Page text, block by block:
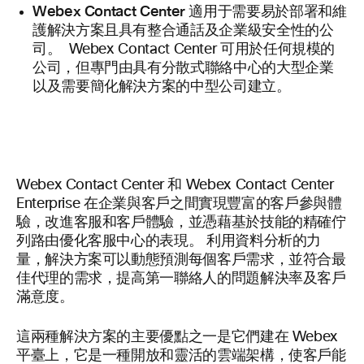
Webex Contact Center適用于需要易於部署和維
護解決方案且具有整合通話及企業級安全性的公
司。 Webex Contact Center 可用於任何規模的
公司，但專門由具有分散式聯絡中心的大型企業
以及需要簡化解決方案的中型公司建立。
Webex Contact Center 和 Webex Contact Center
Enterprise 在企業與客戶之間實現豐富的客戶參與體
驗，改進客服和客戶體驗，並憑藉基於技能的精確佇
列路由優化客服中心的表現。 利用資料分析的力
量，解決方案可以動態預測每個客戶需求，並符合最
佳代理的需求，提高第一聯絡人的問題解決率及客戶
滿意度。
這兩種解決方案的主要優點之一是它們建在 Webex
平臺上，它是一種開放和靈活的雲端架構，使客戶能